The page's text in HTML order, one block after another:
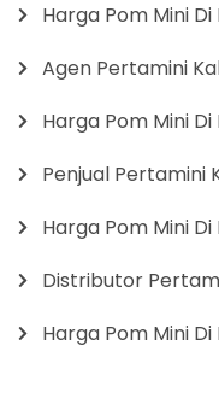
Harga Pom Mini
Agen Pertamini
Harga Pom Mini
Penjual Pertamini
Harga Pom Mini
Distributor
Harga Pom Mini